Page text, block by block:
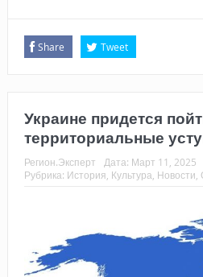
Share Tweet
Украине придется
территориальные
Регион.Эксперт Дата: Март 11, 2025
Рубрика: История Культура Новости